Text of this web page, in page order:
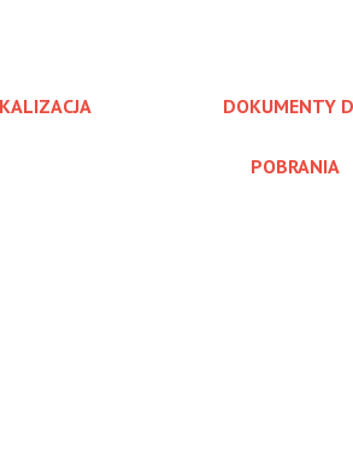
DOKUMENTY
POBRANIA